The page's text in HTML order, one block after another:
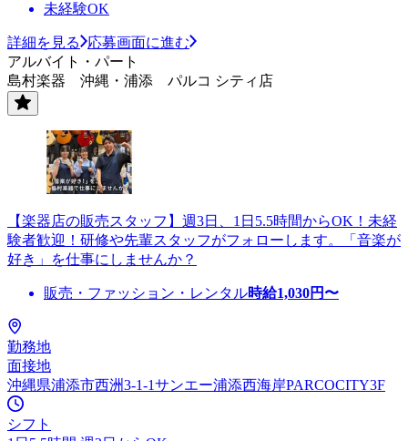
未経験OK
詳細を見る
応募画面に進む
アルバイト・パート
島村楽器 沖縄・浦添 パルコ シティ店
【楽器店の販売スタッフ】週3日、1日5.5時間からOK！未経
験者歓迎！研修や先輩スタッフがフォローします。「音楽が
好き」を仕事にしませんか？
販売・ファッション・レンタル時給1,030円〜
勤務地
面接地
沖縄県浦添市西洲3-1-1サンエー浦添西海岸PARCOCITY3F
シフト